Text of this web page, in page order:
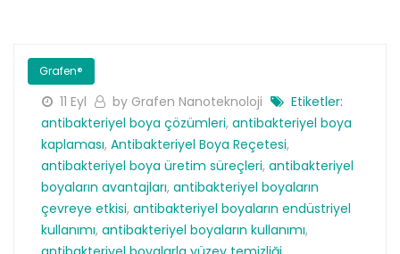
Grafen®
11 Eyl by Grafen Nanoteknoloji
Etiketler:
antibakteriyel boya çözümleri, antibakteriyel boya
kaplaması, Antibakteriyel Boya Reçetesi,
antibakteriyel boya üretim süreçleri, antibakteriyel
boyaların avantajları, antibakteriyel boyaların
çevreye etkisi, antibakteriyel boyaların endüstriyel
kullanımı, antibakteriyel boyaların kullanımı,